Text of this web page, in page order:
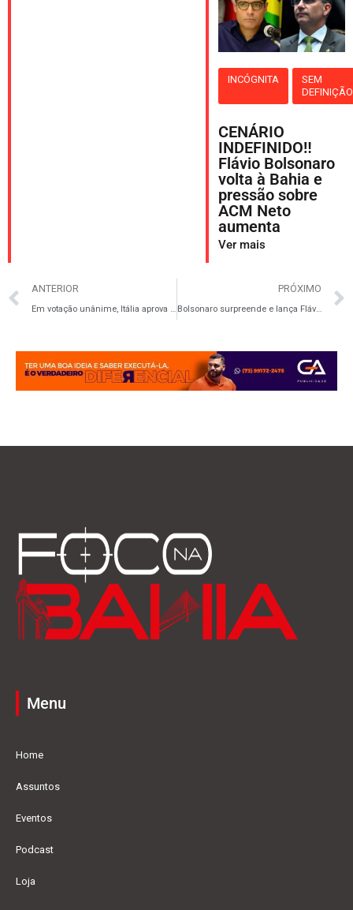
INCÓGNITA
SEM
DEFINIÇÃO
CENÁRIO
INDEFINIDO‼️
Flávio Bolsonaro
volta à Bahia e
pressão sobre
ACM Neto
aumenta
Ver mais
ANTERIOR PRÓXIMO
Bolsonaro surpreende e lança Flávio como seu “herdeiro” na disputa presidencial de 2026
Menu
Home
Assuntos
Eventos
Podcast
Loja